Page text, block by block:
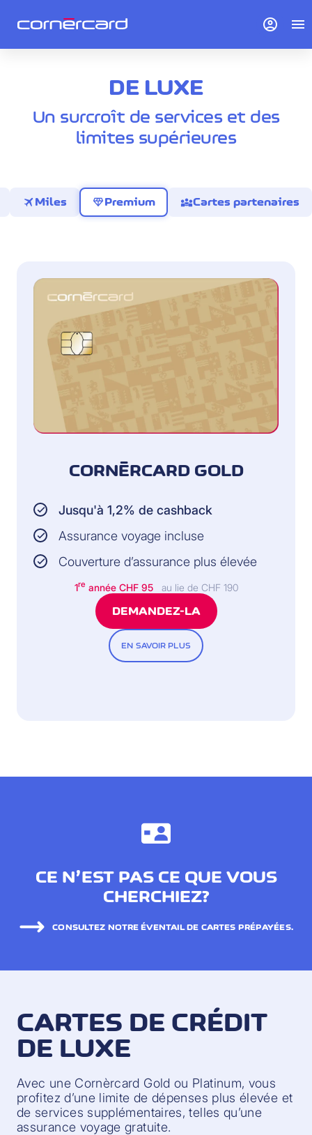
DE LUXE
Un surcroît de services et des
limites supérieures
travel Miles diamondPremium diversity_3Cartes partenaires
CORNÈRCARD GOLD
Jusqu'à 1,2% de cashback
Assurance voyage incluse
Couverture d’assurance plus élevée
1re année CHF 95 au lie de CHF 190
DEMANDEZ-LA
EN SAVOIR PLUS
CE N’EST PAS CE QUE VOUS
CHERCHIEZ?
CONSULTEZ NOTRE ÉVENTAIL DE CARTES PRÉPAYÉES.
CARTES DE CRÉDIT
DE LUXE
Avec une Cornèrcard Gold ou Platinum, vous
profitez d’une limite de dépenses plus élevée et
de services supplémentaires, telles qu’une
assurance voyage gratuite.
account_circle menu